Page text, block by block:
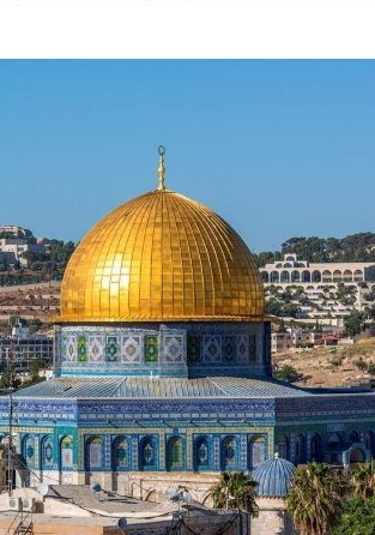
JÉRUSALEM,